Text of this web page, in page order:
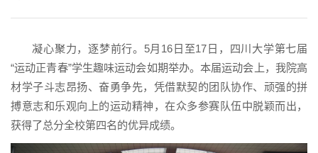
凝心聚力，逐梦前行。5月16日至17日，四川大学第七届
“运动正青春”学生趣味运动会如期举办。本届运动会上，我院高
材学子斗志昂扬、奋勇争先，凭借默契的团队协作、顽强的拼
搏意志和乐观向上的运动精神，在众多参赛队伍中脱颖而出，
获得了总分全校第四名的优异成绩。